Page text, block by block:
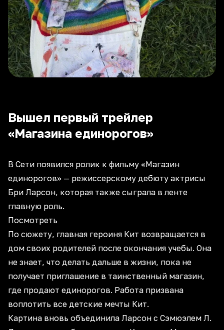
Вышел первый трейлер
«Магазина единорогов»
В Сети появился ролик к фильму «Магазин
единорогов» — режиссерскому дебюту актрисы
Бри Ларсон, которая также сыграла в ленте
главную роль.
Посмотреть
По сюжету, главная героиня Кит возвращается в
дом своих родителей после окончания учебы. Она
не знает, что делать дальше в жизни, пока не
получает приглашение в таинственный магазин,
где продают единорогов. Работа призвана
воплотить все детские мечты Кит.
Картина вновь объединила Ларсон с Сэмюэлем Л.